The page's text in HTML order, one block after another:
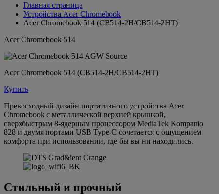
Главная страница
Устройства Acer Chromebook
Acer Chromebook 514 (CB514-2H/CB514-2HT)
Acer Chromebook 514
Acer Chromebook 514 (CB514-2H/CB514-2HT)
Купить
Превосходный дизайн портативного устройства Acer
Chromebook с металлической верхней крышкой,
сверхбыстрым 8-ядерным процессором MediaTek Kompanio
828 и двумя портами USB Type-C сочетается с ощущением
комфорта при использовании, где бы вы ни находились.
Стильный и прочный